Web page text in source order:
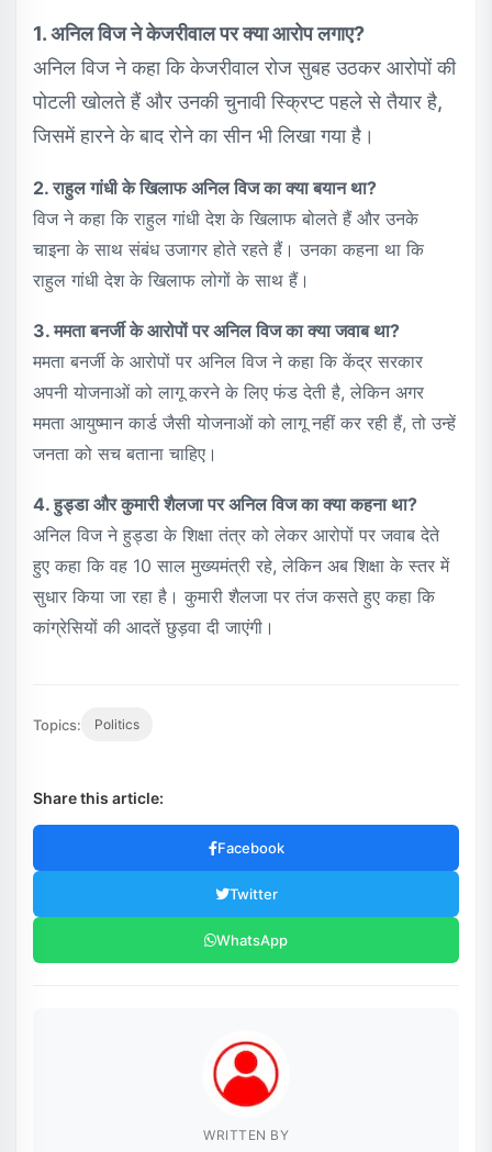
1. अनिल विज ने केजरीवाल पर क्या आरोप लगाए?
अनिल विज ने कहा कि केजरीवाल रोज सुबह उठकर आरोपों की
पोटली खोलते हैं और उनकी चुनावी स्क्रिप्ट पहले से तैयार है,
जिसमें हारने के बाद रोने का सीन भी लिखा गया है।
2. राहुल गांधी के खिलाफ अनिल विज का क्या बयान था?
विज ने कहा कि राहुल गांधी देश के खिलाफ बोलते हैं और उनके
चाइना के साथ संबंध उजागर होते रहते हैं। उनका कहना था कि
राहुल गांधी देश के खिलाफ लोगों के साथ हैं।
3. ममता बनर्जी के आरोपों पर अनिल विज का क्या जवाब था?
ममता बनर्जी के आरोपों पर अनिल विज ने कहा कि केंद्र सरकार
अपनी योजनाओं को लागू करने के लिए फंड देती है, लेकिन अगर
ममता आयुष्मान कार्ड जैसी योजनाओं को लागू नहीं कर रही हैं, तो उन्हें
जनता को सच बताना चाहिए।
4. हुड्डा और कुमारी शैलजा पर अनिल विज का क्या कहना था?
अनिल विज ने हुड्डा के शिक्षा तंत्र को लेकर आरोपों पर जवाब देते
हुए कहा कि वह 10 साल मुख्यमंत्री रहे, लेकिन अब शिक्षा के स्तर में
सुधार किया जा रहा है। कुमारी शैलजा पर तंज कसते हुए कहा कि
कांग्रेसियों की आदतें छुड़वा दी जाएंगी।
Topics: Politics
Share this article:
Facebook
Twitter
WhatsApp
WRITTEN BY